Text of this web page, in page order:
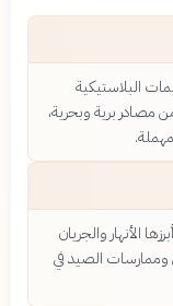
البلاستيكية
مصادر برية وبحرية،
الأنهار والجريان
الصيد في